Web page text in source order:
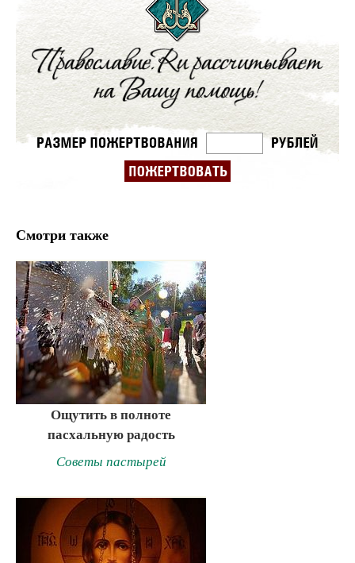
Смотри также
Ощутить в полноте
пасхальную радость
Советы пастырей